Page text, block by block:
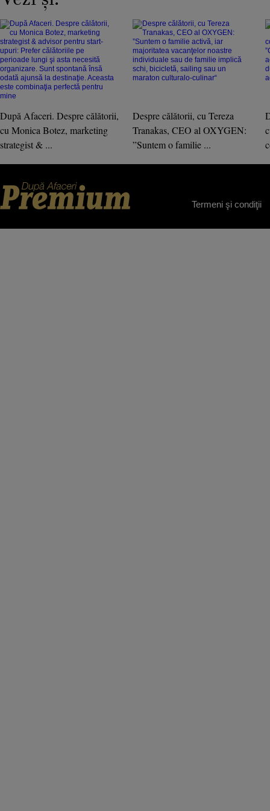
După Afaceri. Despre călătorii,
cu Monica Botez, marketing
strategist & ...
Despre călătorii, cu Tereza
Tranakas, CEO al OXYGEN:
”Suntem o familie ...
Termeni şi condiţii